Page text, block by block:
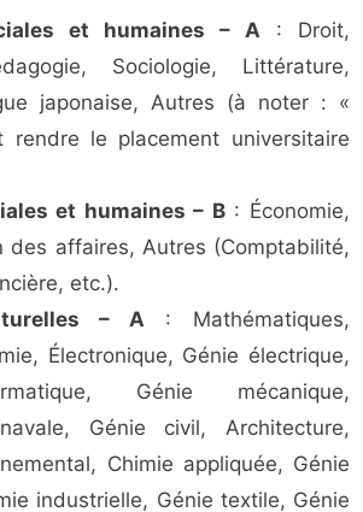
et humaines – A: Droit,
Sociologie, Littérature,
japonaise, Autres (à noter : «
rendre le placement universitaire
et humaines – B: Économie,
des affaires, Autres (Comptabilité,
etc.).
– A : Mathématiques,
Électronique, Génie électrique,
Génie mécanique,
Génie civil, Architecture,
Chimie appliquée, Génie
industrielle, Génie textile, Génie